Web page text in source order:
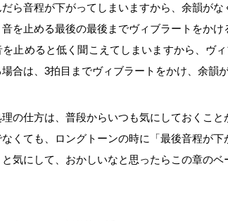
ら音程が下がってしまいますから、余韻が
を止める最後の最後までヴィブラートをか
止めると低く聞こえてしまいますから、ヴ
合は、3拍目までヴィブラートをかけ、余韻
の仕方は、普段からいつも気にしておくこ
くても、ロングトーンの時に「最後音程が
気にして、おかしいなと思ったらこの章の